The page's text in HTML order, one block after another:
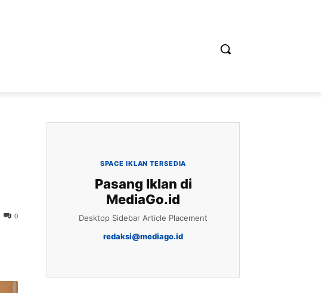
0
SPACE IKLAN TERSEDIA
Pasang Iklan di
MediaGo.id
Desktop Sidebar Article Placement
redaksi@mediago.id